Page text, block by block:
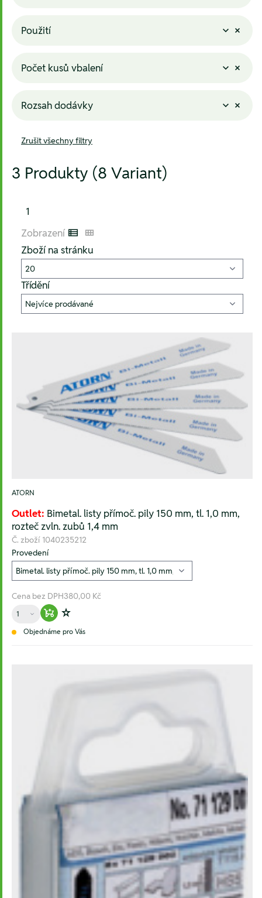
Použití
Počet kusů vbalení
Rozsah dodávky
Zrušit všechny filtry
3 Produkty (8 Variant)
1
Zobrazení Listenansicht
Kachelansicht
Zboží na stránku
Třídění
ATORN
Outlet: Bimetal. listy přímoč. pily 150 mm, tl. 1,0 mm,
rozteč zvln. zubů 1,4 mm
Č. zboží 1040235212
Provedení
Cena bez DPH380,00 Kč
Množství
Warenkorb hinzufügen
Zur Wunschliste hinzufügen
Objednáme pro Vás